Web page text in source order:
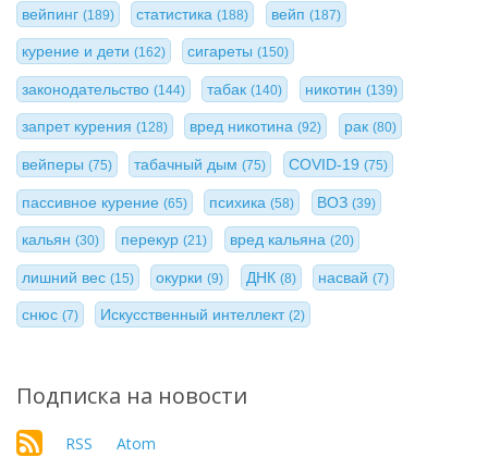
вейпинг (189) статистика(188) вейп (187)
курение и дети (162) сигареты(150)
законодательство (144) табак(140) никотин (139)
запрет курения (128) вред никотина(92) рак (80)
вейперы (75) табачный дым(75) COVID-19 (75)
пассивное курение (65) психика(58) ВОЗ (39)
кальян (30) перекур(21) вред кальяна (20)
лишний вес (15) окурки(9) ДНК (8) насвай(7)
снюс (7) Искусственный интеллект(2)
Подписка на новости
RSS Atom